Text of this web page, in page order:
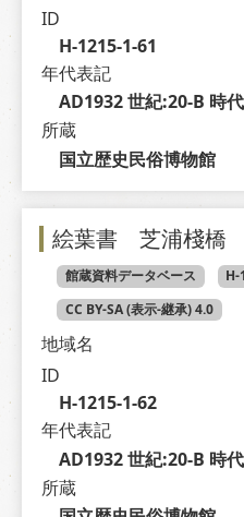
ID
H-1215-1-61
年代表記
AD1932 世紀:20-B 時
所蔵
国立歴史民俗博物館
絵葉書 芝浦棧橋
館蔵資料データベース
H-
CC BY-SA (表示-継承) 4.0
地域名
ID
H-1215-1-62
年代表記
AD1932 世紀:20-B 時
所蔵